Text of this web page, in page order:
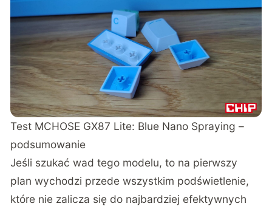
Test MCHOSE GX87 Lite: Blue Nano Spraying –
podsumowanie
Jeśli szukać wad tego modelu, to na pierwszy
plan wychodzi przede wszystkim podświetlenie,
które nie zalicza się do najbardziej efektywnych